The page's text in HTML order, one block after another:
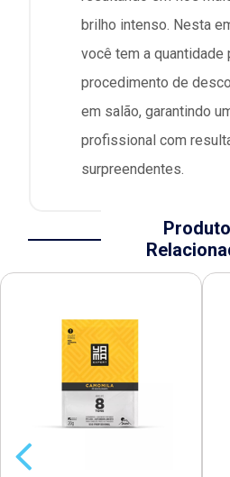
brilho intenso. Nesta
você tem a quantidade
procedimento de
em salão, garantindo
profissional com
surpreendentes.